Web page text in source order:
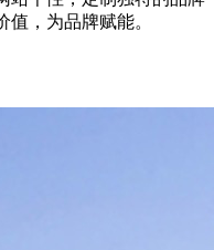
，为品牌赋能。